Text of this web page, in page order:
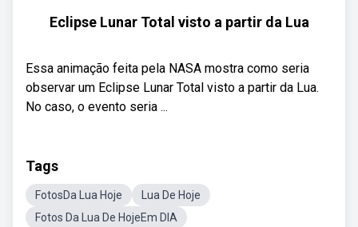
Eclipse Lunar Total visto a partir da Lua
Essa animação feita pela NASA mostra como seria
observar um Eclipse Lunar Total visto a partir da Lua.
No caso, o evento seria ...
Tags
FotosDa Lua Hoje
Lua De Hoje
Fotos Da Lua De HojeEm DIA